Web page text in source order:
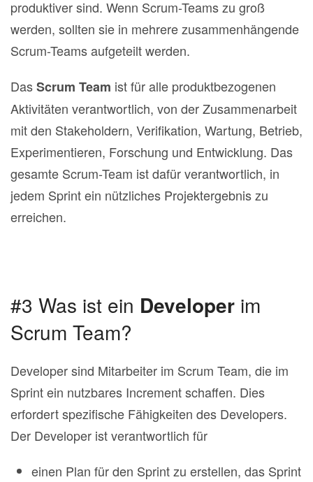
produktiver sind. Wenn Scrum-Teams zu groß
werden, sollten sie in mehrere zusammenhängende
Scrum-Teams aufgeteilt werden.
DasScrum Team ist für alle produktbezogenen
Aktivitäten verantwortlich, von der Zusammenarbeit
mit den Stakeholdern, Verifikation, Wartung, Betrieb,
Experimentieren, Forschung und Entwicklung. Das
gesamte Scrum-Team ist dafür verantwortlich, in
jedem Sprint ein nützliches Projektergebnis zu
erreichen.
#3 Was ist ein Developer im
Scrum Team?
Developer sind Mitarbeiter im Scrum Team, die im
Sprint ein nutzbares Increment schaffen. Dies
erfordert spezifische Fähigkeiten des Developers.
Der Developer ist verantwortlich für
einen Plan für den Sprint zu erstellen, das Sprint